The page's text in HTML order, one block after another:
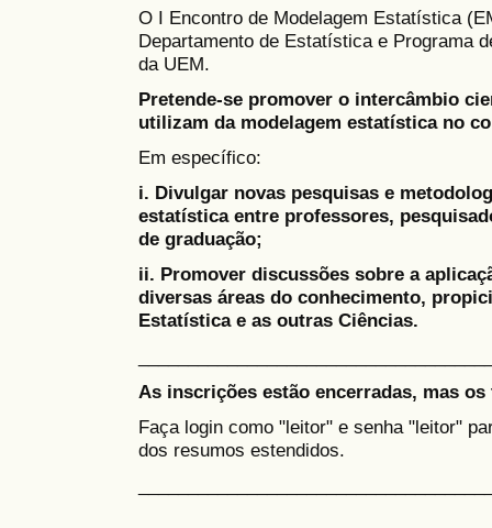
O I Encontro de Modelagem Estatística
Departamento de Estatística e Programa
da UEM.
Pretende-se promover o intercâmbio
utilizam da modelagem estatística no
Em específico:
i. Divulgar novas pesquisas e
estatística entre professores,
de graduação;
ii. Promover discussões sobre a
diversas áreas do conhecimento,
Estatística e as outras Ciências.
As inscrições estão encerradas, mas
Faça login como "leitor" e senha "leitor"
dos resumos estendidos.